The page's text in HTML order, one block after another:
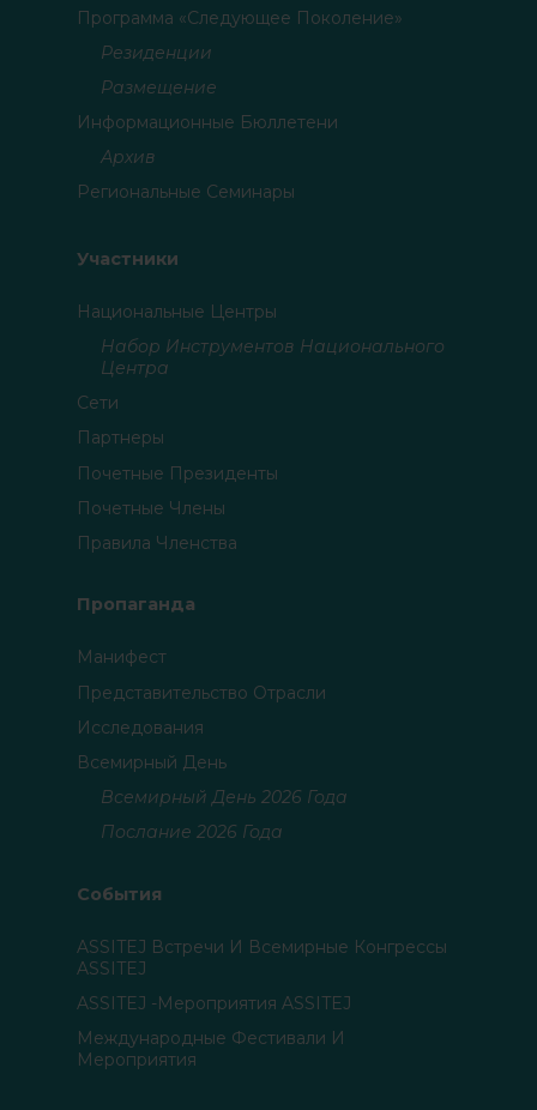
Программа «Следующее Поколение»
Резиденции
Размещение
Информационные Бюллетени
Архив
Региональные Семинары
Участники
Национальные Центры
Набор Инструментов Национального
Центра
Сети
Партнеры
Почетные Президенты
Почетные Члены
Правила Членства
Пропаганда
Манифест
Представительство Отрасли
Исследования
Всемирный День
Всемирный День 2026 Года
Послание 2026 Года
События
ASSITEJ Встречи И Всемирные Конгрессы
ASSITEJ
ASSITEJ -мероприятия ASSITEJ
Международные Фестивали И
Мероприятия